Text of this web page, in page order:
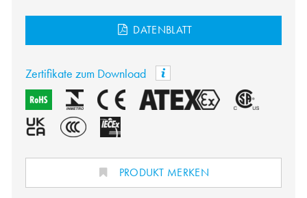
DATENBLATT
Zertifikate zum Download
PRODUKT MERKEN